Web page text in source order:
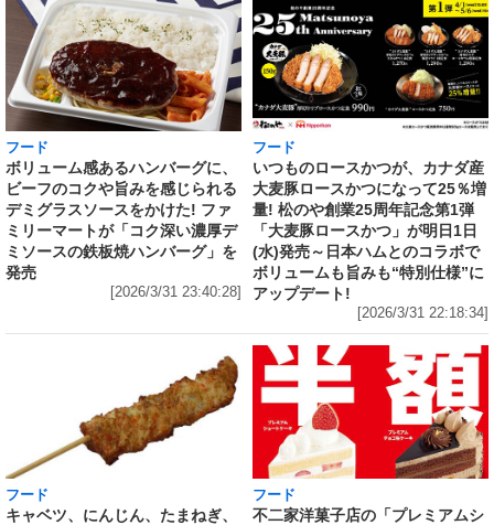
フード
ボリューム感あるハンバーグに、
ビーフのコクや旨みを感じられる
デミグラスソースをかけた! ファ
ミリーマートが「コク深い濃厚デ
ミソースの鉄板焼ハンバーグ」を
発売
[2026/3/31 23:40:28]
フード
いつものロースかつが、カナダ産
大麦豚ロースかつになって25％増
量! 松のや創業25周年記念第1弾
「大麦豚ロースかつ」が明日1日
(水)発売～日本ハムとのコラボで
ボリュームも旨みも“特別仕様”に
アップデート!
[2026/3/31 22:18:34]
フード
キャベツ、にんじん、たまねぎ、
フード
不二家洋菓子店の「プレミアムシ